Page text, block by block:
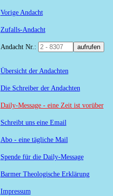
Vorige Andacht
Zufalls-Andacht
Andacht Nr.: aufrufen
Übersicht der Andachten
Die Schreiber der Andachten
Daily-Message - eine Zeit ist vorüber
Schreibt uns eine Email
Abo - eine tägliche Mail
Spende für die Daily-Message
Barmer Theologische Erklärung
Impressum